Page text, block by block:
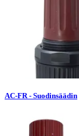
AC-FR - Suodinsäädin